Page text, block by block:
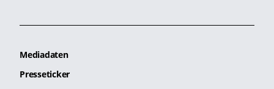
Mediadaten
Presseticker